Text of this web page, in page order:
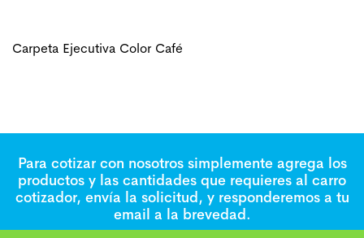
Carpeta Ejecutiva Color Café
Para cotizar con nosotros simplemente agrega los
productos y las cantidades que requieres al carro
cotizador, envía la solicitud, y responderemos a tu
email a la brevedad.